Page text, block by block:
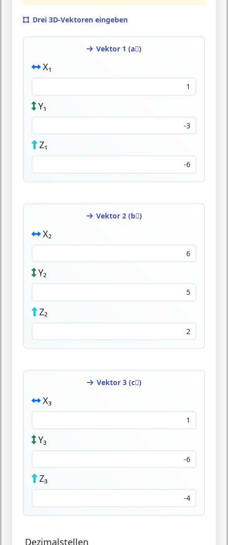
Drei 3D-Vektoren eingeben
Vektor 1 (a⃗)
X₁
Y₁
Z₁
Vektor 2 (b⃗)
X₂
Y₂
Z₂
Vektor 3 (c⃗)
X₃
Y₃
Z₃
Dezimalstellen